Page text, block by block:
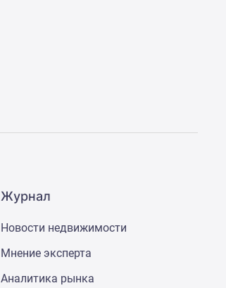
Журнал
Новости недвижимости
Мнение эксперта
Аналитика рынка